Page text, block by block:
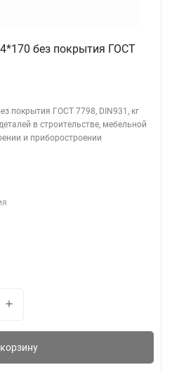
без покрытия ГОСТ
покрытия ГОСТ 7798, DIN931, кг
в строительстве, мебельной
и приборостроении